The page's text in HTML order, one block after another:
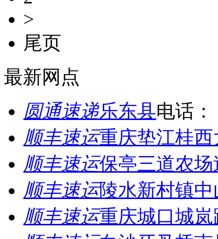
>
尾页
最新网点
圆通速递乐东县电话：
顺丰速运重庆垫江桂
顺丰速运保亭三道农
顺丰速运陵水新村镇
顺丰速运重庆城口城